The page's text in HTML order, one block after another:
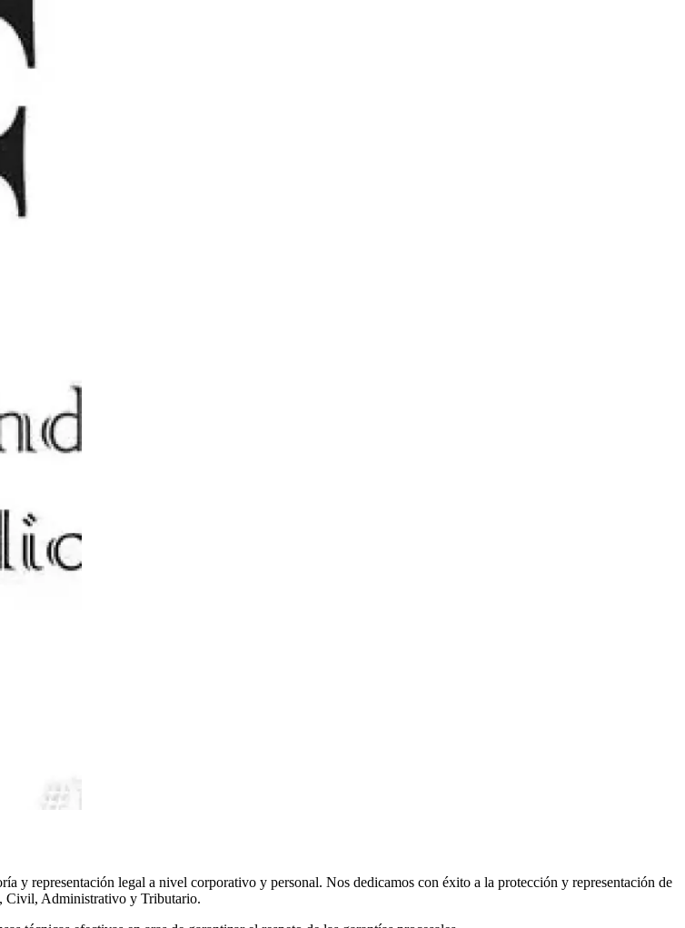
y representación legal a nivel corporativo y personal. Nos dedicamos con éxito a la protección y representación de
Civil, Administrativo y Tributario.